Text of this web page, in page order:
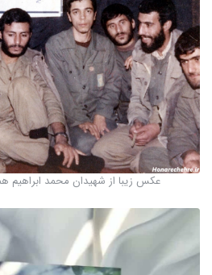
عکس زیبا از شهیدان محمد